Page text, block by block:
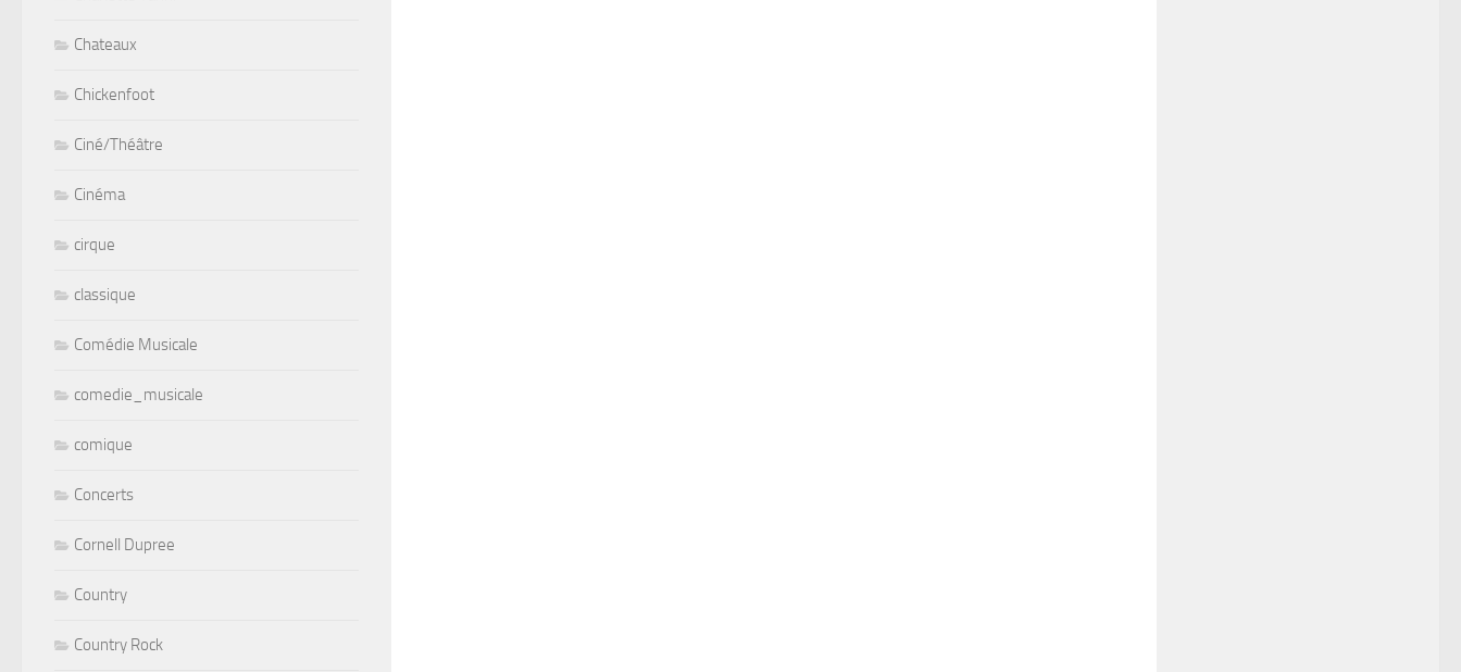
Chateaux
Chickenfoot
Ciné/Théâtre
Cinéma
cirque
classique
Comédie Musicale
comedie_musicale
comique
Concerts
Cornell Dupree
Country
Country Rock